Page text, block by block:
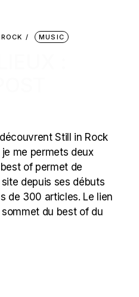
MUSIC
Still in Rock
me permets deux
of permet de
depuis ses débuts
de 300 articles. Le lien
du best of du